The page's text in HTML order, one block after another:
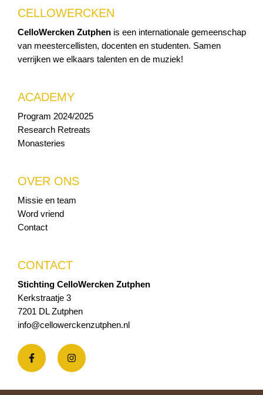
CELLOWERCKEN
CelloWercken Zutphen is een internationale gemeenschap
van meestercellisten, docenten en studenten. Samen
verrijken we elkaars talenten en de muziek!
ACADEMY
Program 2024/2025
Research Retreats
Monasteries
OVER ONS
Missie en team
Word vriend
Contact
CONTACT
Stichting CelloWercken Zutphen
Kerkstraatje 3
7201 DL Zutphen
info@cellowerckenzutphen.nl